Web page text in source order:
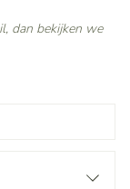
dan bekijken we